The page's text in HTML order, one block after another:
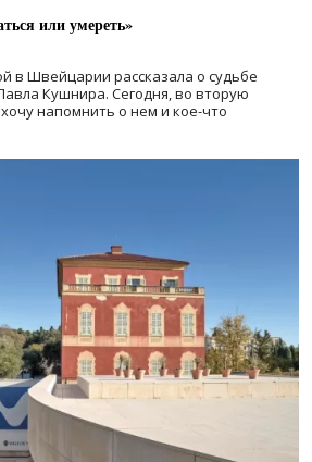
или умереть»
в Швейцарии рассказала о судьбе
Кушнира. Сегодня, во вторую
напомнить о нем и кое-что